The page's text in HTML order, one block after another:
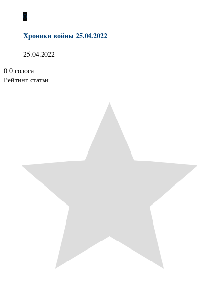
0
Хроники войны 25.04.2022
25.04.2022
0 0 голоса
Рейтинг статьи